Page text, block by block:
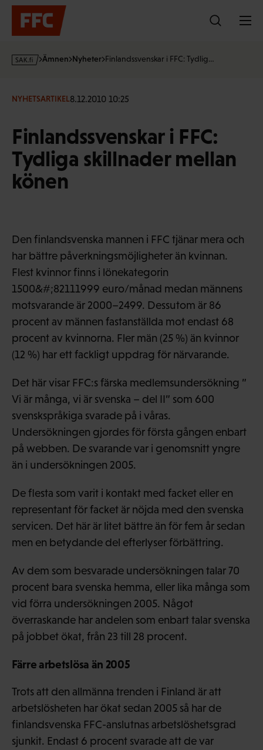
Hoppa
innehållet
s
·
Ämnen Nyheter Finlandssvenskar i FFC: Tydlig…
NYHETSARTIKEL8.12.2010 10:25
Finlandssvenskar i FFC:
Tydliga skillnader mellan
könen
Den finlandsvenska mannen i FFC tjänar mera och
har bättre påverkningsmöjligheter än kvinnan.
Flest kvinnor finns i lönekategorin
1500&#;82111999 euro/månad medan männens
motsvarande är 2000–2499. Dessutom är 86
procent av männen fastanställda mot endast 68
procent av kvinnorna. Fler män (25 %) än kvinnor
(12 %) har ett fackligt uppdrag för närvarande.
Det här visar FFC:s färska medlemsundersökning ”
Vi är många, vi är svenska – del II” som 600
svenskspråkiga svarade på i våras.
Undersökningen gjordes för första gången enbart
på webben. De svarande var i genomsnitt yngre
än i undersökningen 2005.
De flesta som varit i kontakt med facket eller en
representant för facket är nöjda med den svenska
servicen. Det här är litet bättre än för fem år sedan
men en betydande del efterlyser förbättring.
Av dem som besvarade undersökningen talar 70
procent bara svenska hemma, eller lika många som
vid förra undersökningen 2005. Något
överraskande har andelen som enbart talar svenska
på jobbet ökat, från 23 till 28 procent.
Färre arbetslösa än 2005
Trots att den allmänna trenden i Finland är att
arbetslösheten har ökat sedan 2005 så har de
finlandsvenska FFC-anslutnas arbetslöshetsgrad
sjunkit. Endast 6 procent svarade att de var